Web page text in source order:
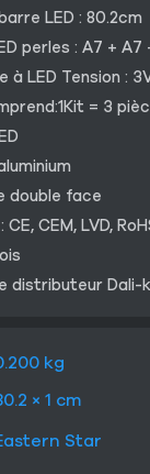
LED : 80.2cm
perles : A7 + A7
à LED Tension :
= 3
double face
CEM, LVD,
distributeur Dali-
kg
× 1 cm
Star